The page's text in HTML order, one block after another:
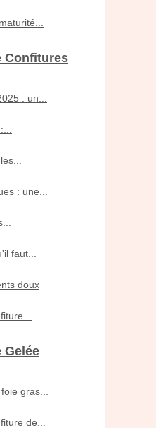
Confitures
: un...
: une...
faut...
doux
Gelée
gras...
de...